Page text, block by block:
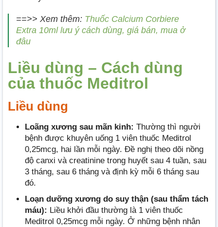
==>> Xem thêm: Thuốc Calcium Corbiere
Extra 10ml lưu ý cách dùng, giá bán, mua ở
đâu
Liều dùng – Cách dùng
của thuốc Meditrol
Liều dùng
Loãng xương sau mãn kinh: Thường thì người
bệnh được khuyên uống 1 viên thuốc Meditrol
0,25mcg, hai lần mỗi ngày. Đề nghị theo dõi nồng
độ canxi và creatinine trong huyết sau 4 tuần, sau
3 tháng, sau 6 tháng và định kỳ mỗi 6 tháng sau
đó.
Loạn dưỡng xương do suy thận (sau thẩm tách
máu): Liều khởi đầu thường là 1 viên thuốc
Meditrol 0,25mcg mỗi ngày. Ở những bệnh nhân